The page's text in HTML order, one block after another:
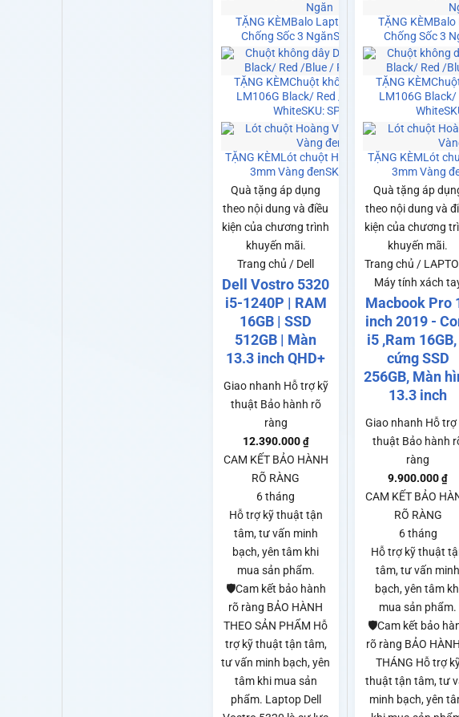
TẶNG KÈMBalo Laptop Hoàng Vũ
Chống Sốc 3 NgănSKU: SP0141
TẶNG KÈMChuột không dây Dareu
LM106G Black/ Red /Blue / Pink /
WhiteSKU: SP0021
TẶNG KÈMLót chuột Hoàng Vũ 25x30
3mm Vàng đenSKU: SP0140
Quà tặng áp dụng
theo nội dung và điều
kiện của chương trình
khuyến mãi.
Trang chủ / Dell
Dell Vostro 5320
i5-1240P | RAM
16GB | SSD
512GB | Màn
13.3 inch QHD+
Giao nhanh Hỗ trợ kỹ
thuật Bảo hành rõ
ràng
12.390.000 ₫
CAM KẾT BẢO HÀNH
RÕ RÀNG
6 tháng
Hỗ trợ kỹ thuật tận
tâm, tư vấn minh
bạch, yên tâm khi
mua sản phẩm.
🛡️Cam kết bảo hành
rõ ràng BẢO HÀNH
THEO SẢN PHẨM Hỗ
trợ kỹ thuật tận tâm,
tư vấn minh bạch, yên
tâm khi mua sản
phẩm. Laptop Dell
TẶNG KÈMBalo
Chống Sốc 3
TẶNG KÈM
LM106G
White
TẶNG KÈMLót
3mm Vàng
Quà tặng áp
theo nội dung và
kiện của chương
khuyến mãi.
Trang chủ /
Máy tính xách
Macbook Pro
inch 2019 -
i5 ,Ram 16GB,
cứng SSD
256GB, Màn
13.3 inch
Giao nhanh Hỗ trợ
thuật Bảo hành
ràng
9.900.000 ₫
CAM KẾT BẢO
RÕ RÀNG
6 tháng
Hỗ trợ kỹ thuật
tâm, tư vấn minh
bạch, yên tâm
mua sản phẩm.
🛡️Cam kết bảo
rõ ràng BẢO
THÁNG Hỗ trợ
thuật tận tâm, tư
minh bạch, yên